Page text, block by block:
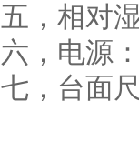
五，相对
六，电源
七，台面